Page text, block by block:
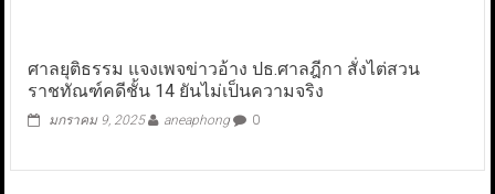
ศาลยุติธรรม แจงเพจข่าวอ้าง ปธ.ศาลฎีกา สั่งไต่สวน
ราชทัณฑ์คดีชั้น 14 ยันไม่เป็นความจริง
มกราคม 9, 2025 aneaphong 0